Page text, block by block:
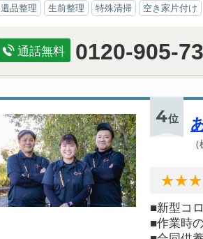
遺品整理 生前整理 特殊清掃 空き家片付け
通話無料 0120-905-
4位
■新型コ
■作業時